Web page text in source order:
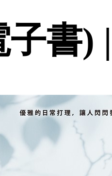
子書)